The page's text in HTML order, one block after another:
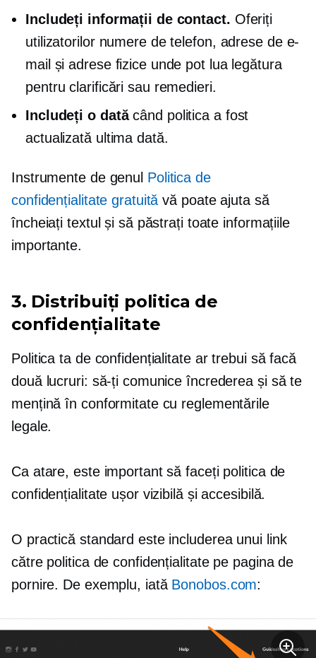
Includeți informații de contact. Oferiți
utilizatorilor numere de telefon, adrese de e-
mail și adrese fizice unde pot lua legătura
pentru clarificări sau remedieri.
Includeți o datăcând politica a fost
actualizată ultima dată.
Instrumente de genul Politica de
confidențialitate gratuită vă poate ajuta să
încheiați textul și să păstrați toate informațiile
importante.
3. Distribuiți politica de
confidențialitate
Politica ta de confidențialitate ar trebui să facă
două lucruri: să-ți comunice încrederea și să te
mențină în conformitate cu reglementările
legale.
Ca atare, este important să faceți politica de
confidențialitate ușor vizibilă și accesibilă.
O practică standard este includerea unui link
către politica de confidențialitate pe pagina de
pornire. De exemplu, iată Bonobos.com: